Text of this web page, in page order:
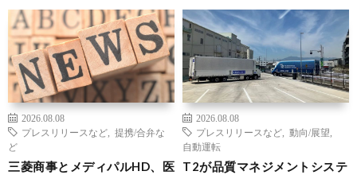
2026.08.08
プレスリリースなど
提携/合弁な
ど
三菱商事とメディパルHD、医
2026.08.08
プレスリリースなど
動向/展望
自動運転
T2が品質マネジメントシステ